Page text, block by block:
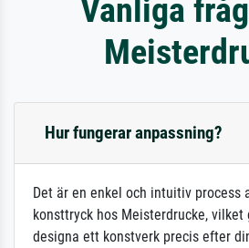
Vanliga
Hur fungerar anpassning?
Det är en enkel och intuitiv process
konsttryck hos Meisterdrucke, vilket
designa ett konstverk precis efter